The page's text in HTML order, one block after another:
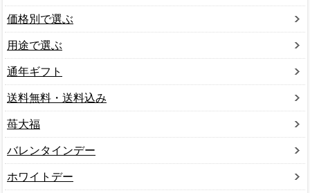
価格別で選ぶ
用途で選ぶ
通年ギフト
送料無料・送料込み
苺大福
バレンタインデー
ホワイトデー